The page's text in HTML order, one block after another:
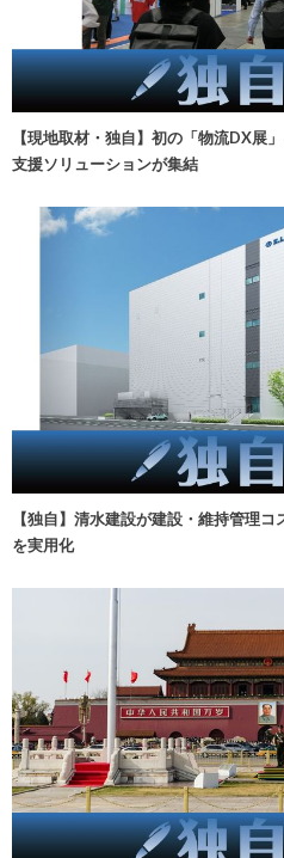
【現地取材・独自】初の「物流DX展
支援ソリューションが集結
【独自】清水建設が建設・維持管理
を実用化